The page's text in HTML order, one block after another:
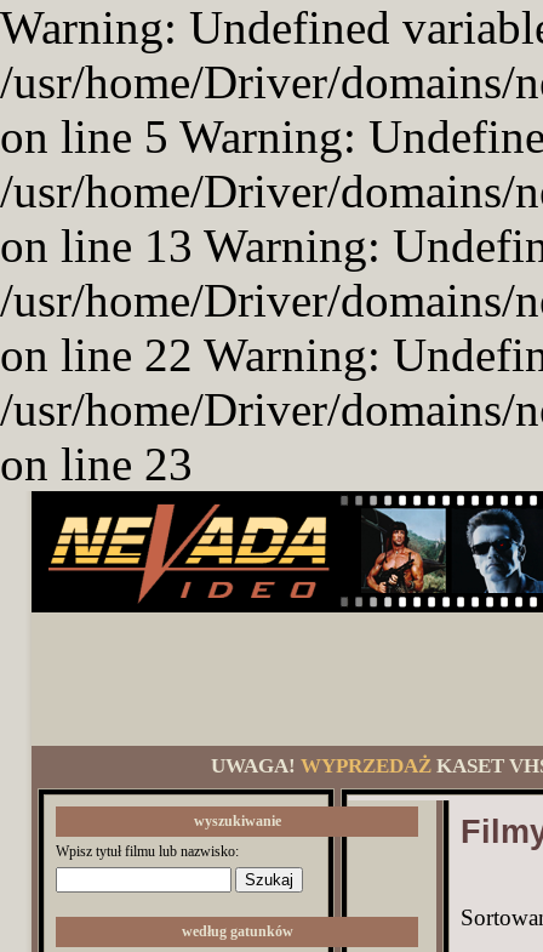
Warning: Undefined
/usr/home/Driver/domains/
on line 5 Warning:
/usr/home/Driver/domains/
on line 13 Warning:
/usr/home/Driver/domains/
on line 22 Warning:
/usr/home/Driver/domains/
on line 23
UWAGA! WYPRZEDAŻKASET
wyszukiwanie
Wpisz tytuł filmu lub nazwisko:
według gatunków